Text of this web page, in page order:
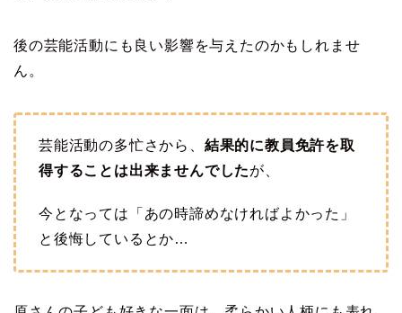
後の芸能活動にも良い影響を与えたのかもしれませ
ん。
芸能活動の多忙さから、 結果的に教員免許を取
得することは出来ませんでしたが、
今となっては「あの時諦めなければよかった」
と後悔しているとか…